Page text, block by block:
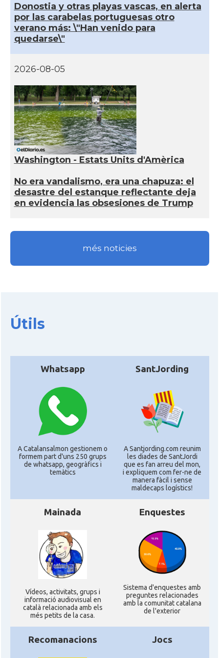
Donostia y otras playas vascas, en alerta
por las carabelas portuguesas otro
verano más: \"Han venido para
quedarse\"
2026-08-05
Washington - Estats Units d'Amèrica
No era vandalismo, era una chapuza: el
desastre del estanque reflectante deja
en evidencia las obsesiones de Trump
més noticies
Útils
Whatsapp
A Catalansalmon gestionem o
formem part d'uns 250 grups
de whatsapp, geogràfics i
temàtics
SantJording
A Santjording.com reunim
les diades de SantJordi
que es fan arreu del mon,
i expliquem com fer-ne de
manera fàcil i sense
maldecaps logí­stics!
Mainada
Ví­deos, activitats, grups i
informació audiovisual en
català relacionada amb els
més petits de la casa.
Enquestes
Sistema d'enquestes amb
preguntes relacionades
amb la comunitat catalana
de l'exterior
Recomanacions Jocs